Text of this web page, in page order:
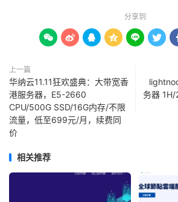
分享到
     
上一篇
华纳云11.11狂欢盛典：大带宽香
港服务器，E5-2660
CPU/500G SSD/16G内存/不限
流量，低至699元/月，续费同
价
务器 1H/
相关推荐